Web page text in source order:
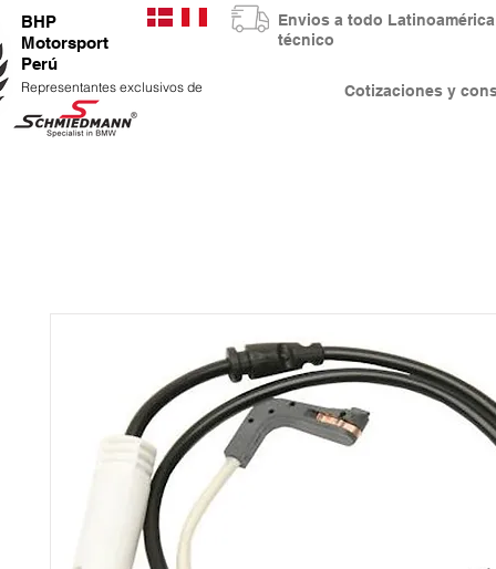
BHP
Motorsport
Perú
Representantes exclusivos de Cotizaciones y
Envios a todo
técnico